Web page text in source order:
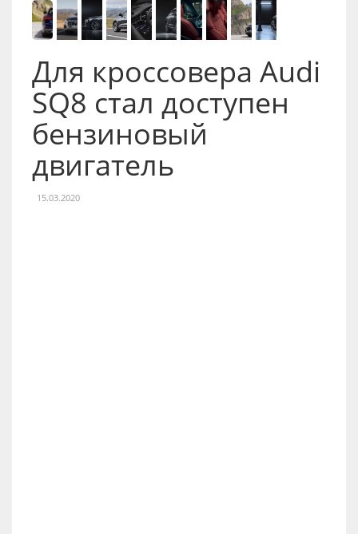
Для кроссовера Audi
SQ8 стал доступен
бензиновый
двигатель
15.03.2020